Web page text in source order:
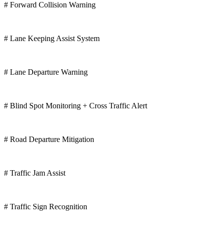
# Forward Collision Warning
# Lane Keeping Assist System
# Lane Departure Warning
# Blind Spot Monitoring + Cross Traffic Alert
# Road Departure Mitigation
# Traffic Jam Assist
# Traffic Sign Recognition